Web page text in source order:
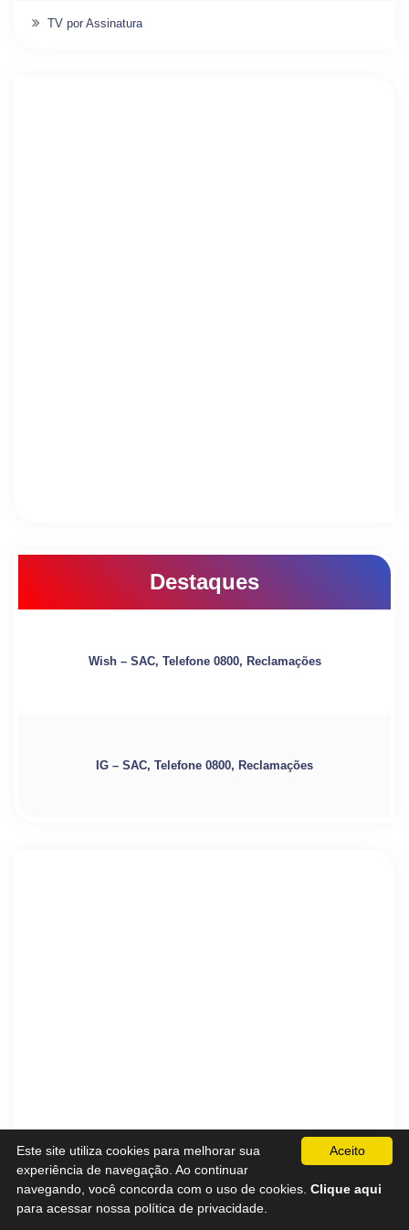
TV por Assinatura
Destaques
Wish – SAC, Telefone 0800, Reclamações
IG – SAC, Telefone 0800, Reclamações
Aceito
Este site utiliza cookies para melhorar sua
experiência de navegação. Ao continuar
navegando, você concorda com o uso de cookies. Clique aqui
para acessar nossa política de privacidade.